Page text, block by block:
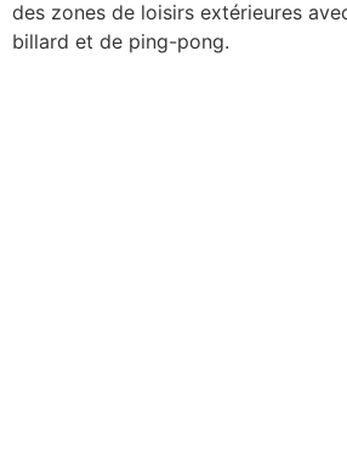
des zones de loisirs extérieures
billard et de ping-pong.